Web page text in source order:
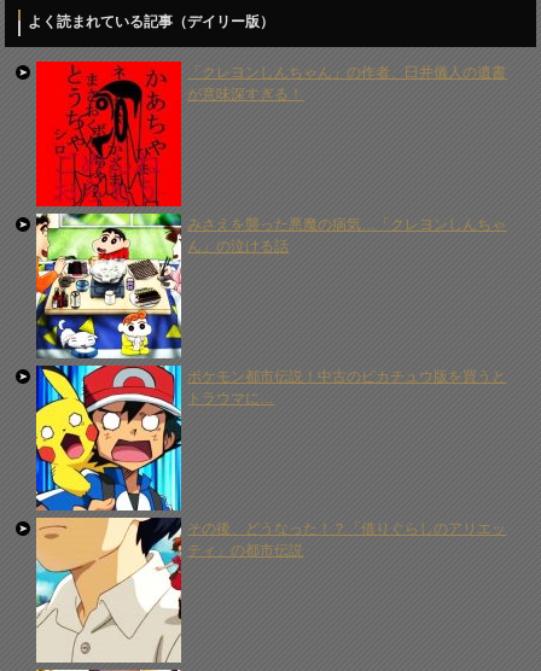
よく読まれている記事（デイリー版）
「クレヨンしんちゃん」の作者、臼井儀人の遺書
が意味深すぎる！
みさえを襲った悪魔の病気…「クレヨンしんちゃ
ん」の泣ける話
ポケモン都市伝説！中古のピカチュウ版を買うと
トラウマに…
その後、どうなった！？「借りぐらしのアリエッ
ティ」の都市伝説